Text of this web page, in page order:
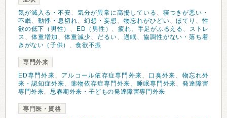
気が滅入る・不安、 気分が異常に高揚している 、 寝つきが悪い・
不眠、 動悸・息切れ、 幻想・妄想 、 物忘れがひどい、ほてり 、性
欲の低下（男性） 、 ED（男性） 、疲れ、 手足がふるえる 、 ストレ
ス 、 体重増加 、 体重減少、 だるい、 過眠、 協調性がない・落ち着
きがない（子供） 、食欲不振
専門外来
ED専門外来、 アルコール依存症専門外来、 口臭外来、 物忘れ外
来・認知症外来、 薬物依存症専門外来、 睡眠専門外来、発達障害
専門外来、思春期外来・子どもの発達障害専門外来
専門医・資格